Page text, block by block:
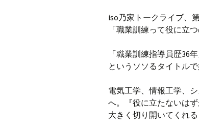
iso乃家トークライブ、第
「職業訓練って役に立
「職業訓練指導員歴36
というソソるタイトル
電気工学、情報工学、
へ。『役に立たないは
大きく切り開いてくれる